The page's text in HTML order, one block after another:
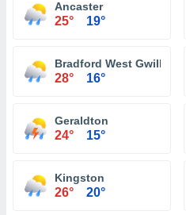
Ancaster
25° 19°
Bradford West
28° 16°
Geraldton
24° 15°
Kingston
26° 20°